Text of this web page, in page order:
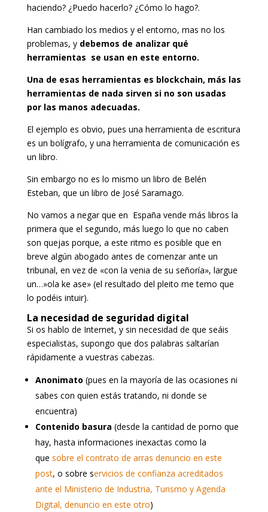
haciendo? ¿Puedo hacerlo? ¿Cómo lo hago?.
Han cambiado los medios y el entorno, mas no los
problemas, y debemos de analizar qué
herramientas se usan en este entorno.
Una de esas herramientas es blockchain, más las
herramientas de nada sirven si no son usadas
por las manos adecuadas.
El ejemplo es obvio, pues una herramienta de escritura
es un bolígrafo, y una herramienta de comunicación es
un libro.
Sin embargo no es lo mismo un libro de Belén
Esteban, que un libro de José Saramago.
No vamos a negar que en España vende más libros la
primera que el segundo, más luego lo que no caben
son quejas porque, a este ritmo es posible que en
breve algún abogado antes de comenzar ante un
tribunal, en vez de «con la venia de su señoría», largue
un…»ola ke ase» (el resultado del pleito me temo que
lo podéis intuir).
La necesidad de seguridad digital
Si os hablo de Internet, y sin necesidad de que seáis
especialistas, supongo que dos palabras saltarían
rápidamente a vuestras cabezas.
Anonimato (pues en la mayoría de las ocasiones ni
sabes con quien estás tratando, ni donde se
encuentra)
Contenido basura (desde la cantidad de porno que
hay, hasta informaciones inexactas como la
que sobre el contrato de arras denuncio en este
post, o sobre servicios de confianza acreditados
ante el Ministerio de Industria, Turismo y Agenda
Digital, denuncio en este otro)